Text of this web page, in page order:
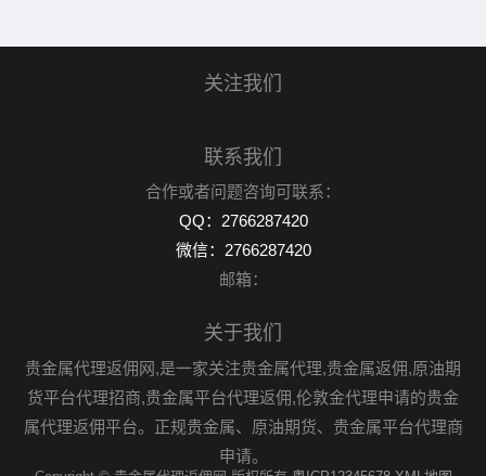
关注我们
联系我们
合作或者问题咨询可联系：
QQ：2766287420
微信：2766287420
邮箱：
关于我们
贵金属代理返佣网,是一家关注贵金属代理,贵金属返佣,原油期
货平台代理招商,贵金属平台代理返佣,伦敦金代理申请的贵金
属代理返佣平台。正规贵金属、原油期货、贵金属平台代理商
申请。